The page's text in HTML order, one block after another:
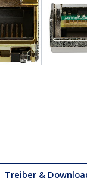
Treiber &